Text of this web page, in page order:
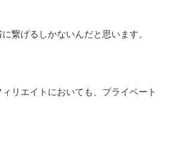
繋げるしかないんだと思います。
リエイトにおいても、プライベート